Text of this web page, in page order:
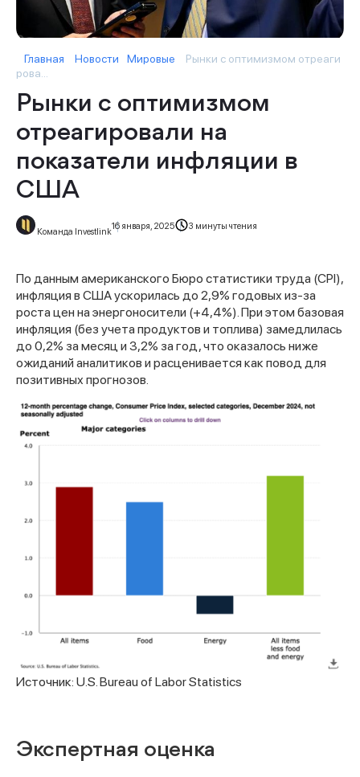
Главная Новости Мировые
Рынки с оптимизмом отреаги
рова...
Рынки с оптимизмом
отреагировали на
показатели инфляции в
США
Команда Investlink
16 января, 2025 3 минуты чтения
По данным американского Бюро статистики труда (CPI),
инфляция в США ускорилась до 2,9% годовых из-за
роста цен на энергоносители (+4,4%). При этом базовая
инфляция (без учета продуктов и топлива) замедлилась
до 0,2% за месяц и 3,2% за год, что оказалось ниже
ожиданий аналитиков и расценивается как повод для
позитивных прогнозов.
Источник: U.S. Bureau of Labor Statistics
Экспертная оценка